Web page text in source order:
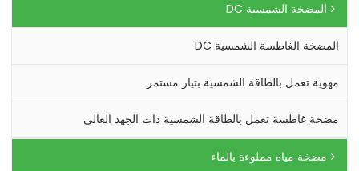
المضخة الشمسية DC
المضخة الغاطسة الشمسية DC
مهوية تعمل بالطاقة الشمسية بتيار مستمر
مضخة غاطسة تعمل بالطاقة الشمسية ذات الجهد العالي
مضخة مياه مملوءة بالماء